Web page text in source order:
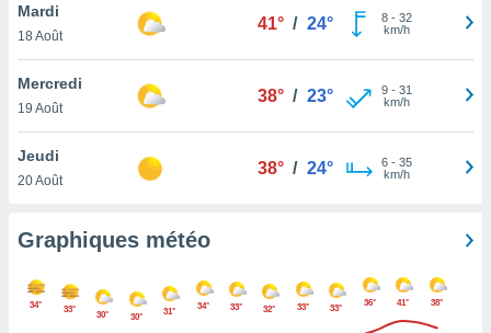
cas,
que
sur le
ne
Mardi
18 Août
41° / 24° 8- 32
km/h
Mercredi
19 Août
38° / 23° 9- 31
km/h
Jeudi
20 Août
38° / 24° 6- 35
km/h
Graphiques météo
34° 33°
30° 30°
31°
34° 33° 32° 33° 33°
36° 41° 38°